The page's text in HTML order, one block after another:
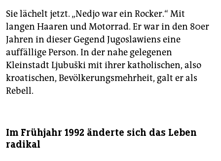
Sie lächelt jetzt. „Nedjo war ein Rocker.“ Mit
langen Haaren und Motorrad. Er war in den 80er
Jahren in dieser Gegend Jugoslawiens eine
auffällige Person. In der nahe gelegenen
Kleinstadt Ljubuški mit ihrer katholischen, also
kroatischen, Bevölkerungsmehrheit, galt er als
Rebell.
Im Frühjahr 1992 änderte sich das Leben
radikal